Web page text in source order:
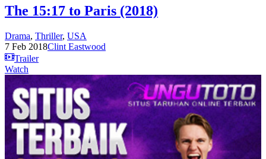
The 15:17 to Paris (2018)
Drama, Thriller, USA
7 Feb 2018Clint Eastwood
Trailer
Watch